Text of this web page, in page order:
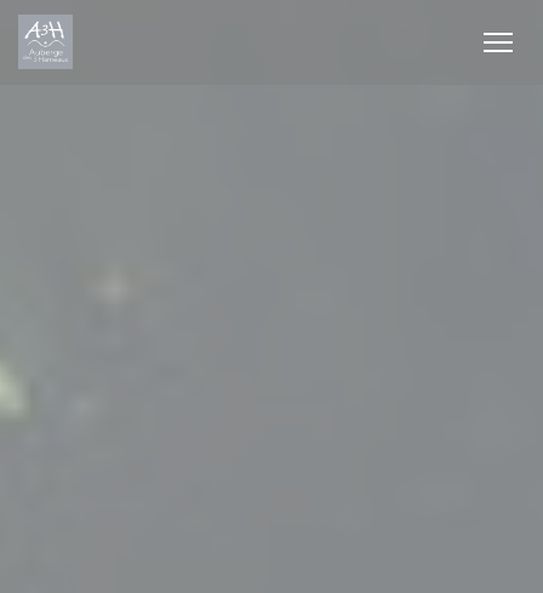
Cookies beheer paneel